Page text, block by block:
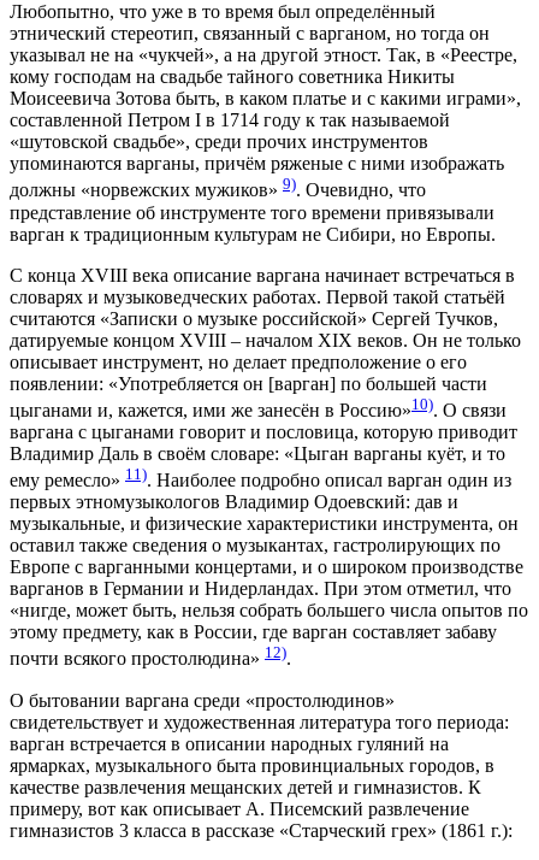
Любопытно, что уже в то время был определённый
этнический стереотип, связанный с варганом, но тогда он
указывал не на «чукчей», а на другой этност. Так, в «Реестре,
кому господам на свадьбе тайного советника Никиты
Моисеевича Зотова быть, в каком платье и с какими играми»,
составленной Петром I в 1714 году к так называемой
«шутовской свадьбе», среди прочих инструментов
упоминаются варганы, причём ряженые с ними изображать
должны «норвежских мужиков» 9). Очевидно, что
представление об инструменте того времени привязывали
варган к традиционным культурам не Сибири, но Европы.
С конца XVIII века описание варгана начинает встречаться в
словарях и музыковедческих работах. Первой такой статьёй
считаются «Записки о музыке российской» Сергей Тучков,
датируемые концом XVIII – началом XIX веков. Он не только
описывает инструмент, но делает предположение о его
появлении: «Употребляется он [варган] по большей части
цыганами и, кажется, ими же занесён в Россию»10). О связи
варгана с цыганами говорит и пословица, которую приводит
Владимир Даль в своём словаре: «Цыган варганы куёт, и то
ему ремесло» 11). Наиболее подробно описал варган один из
первых этномузыкологов Владимир Одоевский: дав и
музыкальные, и физические характеристики инструмента, он
оставил также сведения о музыкантах, гастролирующих по
Европе с варганными концертами, и о широком производстве
варганов в Германии и Нидерландах. При этом отметил, что
«нигде, может быть, нельзя собрать большего числа опытов по
этому предмету, как в России, где варган составляет забаву
почти всякого простолюдина» 12).
О бытовании варгана среди «простолюдинов»
свидетельствует и художественная литература того периода:
варган встречается в описании народных гуляний на
ярмарках, музыкального быта провинциальных городов, в
качестве развлечения мещанских детей и гимназистов. К
примеру, вот как описывает А. Писемский развлечение
гимназистов 3 класса в рассказе «Старческий грех» (1861 г.):